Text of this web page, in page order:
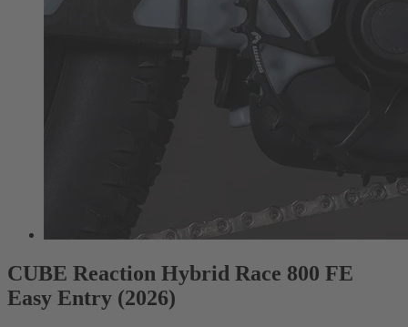
CUBE Reaction Hybrid Race 800 FE
Easy Entry (2026)